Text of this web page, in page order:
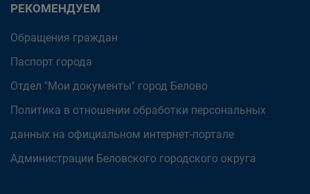
РЕКОМЕНДУЕМ
Обращения граждан
Паспорт города
Отдел "Мои документы" город Белово
Политика в отношении обработки персональных
данных на официальном интернет-портале
Администрации Беловского городского округа